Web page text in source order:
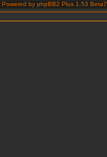
Powered by phpBB2 Plus 1.53 Beta7